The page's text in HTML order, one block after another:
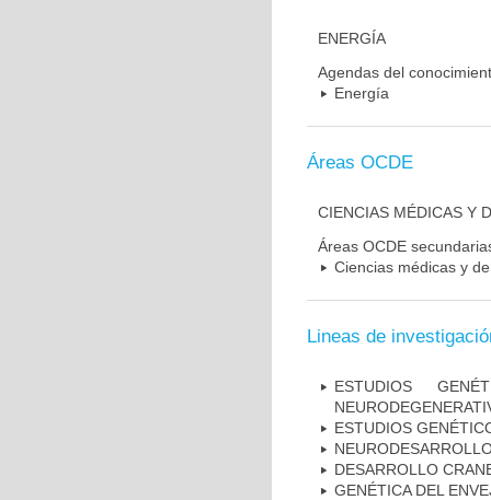
ENERGÍA
Agendas del
Energía
Áreas OCDE
CIENCIAS MÉDICAS Y
Áreas OCDE
Ciencias médicas y
Lineas de
ESTUDIOS
ESTUDIOS
DESARROLLO
GENÉTICA DEL